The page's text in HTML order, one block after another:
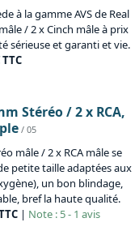
à la gamme AVS de Real
/ 2 x Cinch mâle à prix
sérieuse et garanti et vie.
TTC
Stéréo / 2 x RCA,
/ 05
mâle / 2 x RCA mâle se
petite taille adaptées aux
un bon blindage,
bref la haute qualité.
| Note : 5 - 1 avis